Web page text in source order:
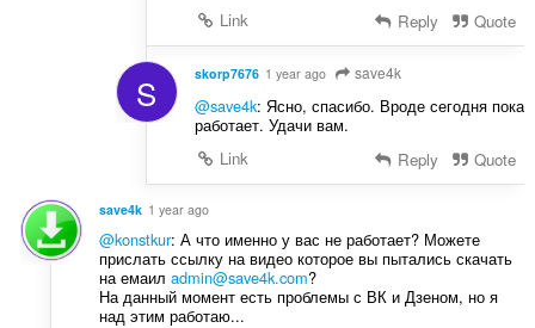
Link
Reply Quote
S skorp7676 1 year ago save4k
@save4k: Ясно, спасибо. Вроде сегодня пока
работает. Удачи вам.
Link
Reply Quote
save4k 1 year ago
@konstkur: А что именно у вас не работает? Можете
прислать ссылку на видео которое вы пытались скачать
на емаил admin@save4k.com?
На данный момент есть проблемы с ВК и Дзеном, но я
над этим работаю...